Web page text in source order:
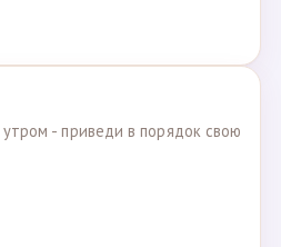
- приведи в порядок свою